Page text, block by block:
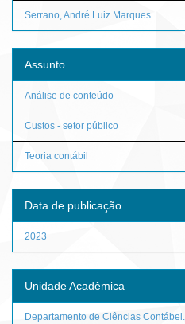
Serrano, André Luiz Marques
Assunto
Análise de conteúdo
Custos - setor público
Teoria contábil
Data de publicação
2023
Unidade Acadêmica
Departamento de Ciências Contábei...